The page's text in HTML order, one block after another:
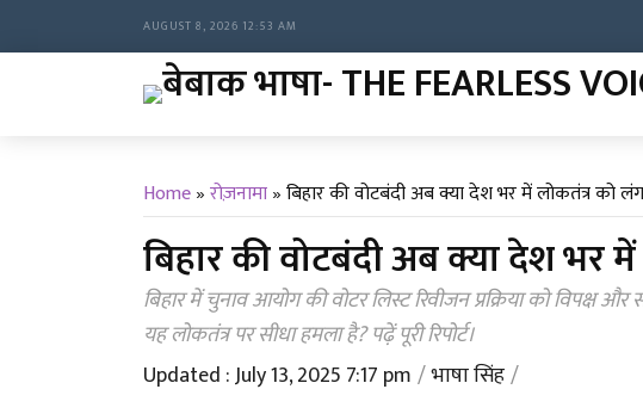
AUGUST 8, 2026 12:53 AM
Home»रोज़नामा»बिहार की वोटबंदी अब क्या देश भर में लोकतंत्र को
बिहार की वोटबंदी अब क्या देश भर
बिहार में चुनाव आयोग की वोटर लिस्ट रिवीजन प्रक्रिया को विपक्ष
यह लोकतंत्र पर सीधा हमला है? पढ़ें पूरी रिपोर्ट।
Updated : July 13, 2025 7:17 pm भाषा सिंह